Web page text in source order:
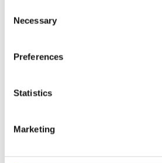
Selection
Necessary
Preferences
Statistics
Marketing
✓ LEES VOOR GEBRUIK HET ETIKET
van uw eigen huis
iDEALKlarna